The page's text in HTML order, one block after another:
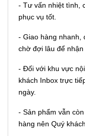
- Tư vấn nhiệt tình,
phục vụ tốt.
- Giao hàng nhanh,
chờ đợi lâu để nhận
- Đối với khu vực
khách Inbox trực
ngày.
- Sản phẩm vẫn
hàng nên Quý